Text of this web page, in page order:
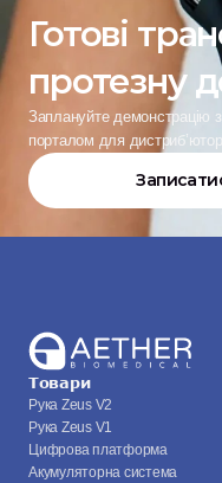
Готові
протезну
Заплануйте демонстрацію
порталом для
Товари
Рука Zeus V2
Рука Zeus V1
Цифрова платформа
Акумуляторна система